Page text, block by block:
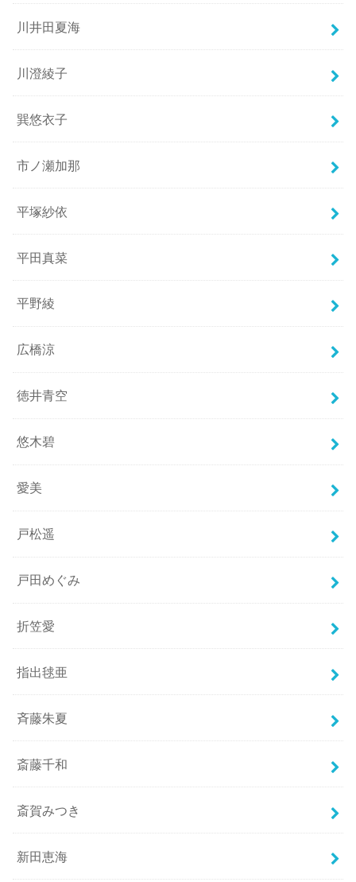
川井田夏海
川澄綾子
巽悠衣子
市ノ瀬加那
平塚紗依
平田真菜
平野綾
広橋涼
徳井青空
悠木碧
愛美
戸松遥
戸田めぐみ
折笠愛
指出毬亜
斉藤朱夏
斎藤千和
斎賀みつき
新田恵海